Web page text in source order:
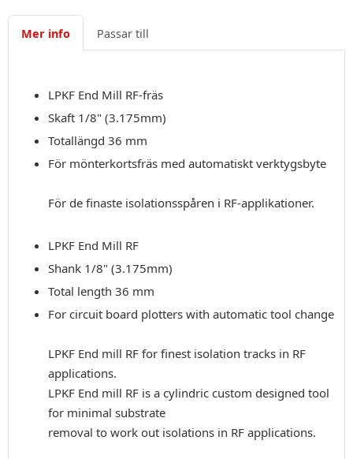
Mer info Passar till
LPKF End Mill RF-fräs
Skaft 1/8" (3.175mm)
Totallängd 36 mm
För mönterkortsfräs med automatiskt verktygsbyte
För de finaste isolationsspåren i RF-applikationer.
LPKF End Mill RF
Shank 1/8" (3.175mm)
Total length 36 mm
For circuit board plotters with automatic tool change
LPKF End mill RF for finest isolation tracks in RF
applications.
LPKF End mill RF is a cylindric custom designed tool
for minimal substrate
removal to work out isolations in RF applications.